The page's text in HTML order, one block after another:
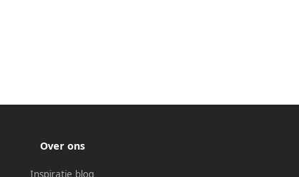
Over ons
Inspiratie blog